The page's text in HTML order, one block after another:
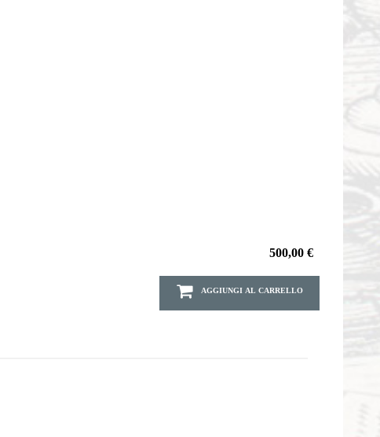
500,00 €
AGGIUNGI AL CARRELLO